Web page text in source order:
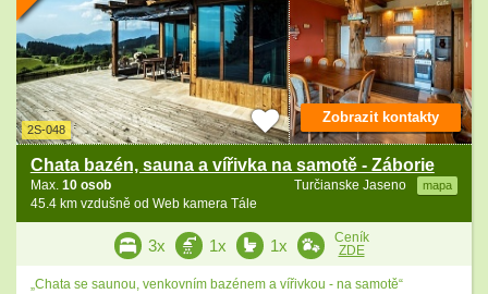
2S-048
Chata bazén, sauna a vířivka na samotě - Záborie
Turčianske Jaseno mapa
Max. 10 osob
45.4 km vzdušně od Web kamera Tále
Zobrazit kontakty
3x 1x 1x
Ceník
ZDE
„Chata se saunou, venkovním bazénem a vířivkou - na samotě“